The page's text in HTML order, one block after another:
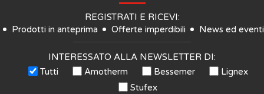
REGISTRATI E RICEVI:
Prodotti in anteprima
Offerte imperdibili News ed eventi
INTERESSATO ALLA NEWSLETTER DI:
Tutti
Amotherm Bessemer
Lignex
Stufex